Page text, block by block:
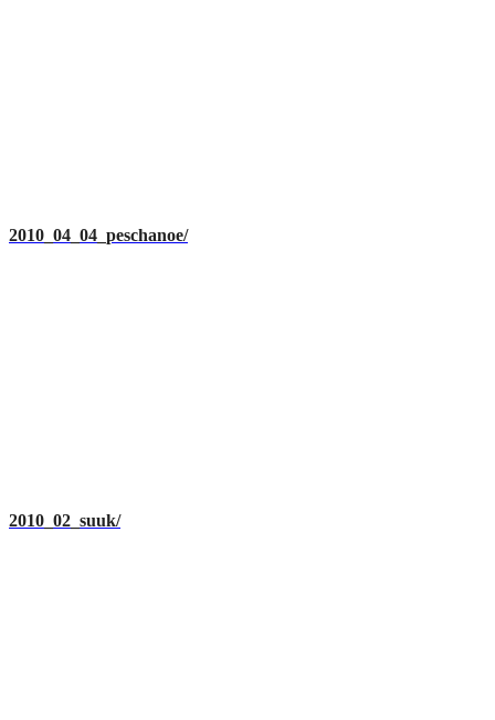
2010_04_04_peschanoe/
2010_02_suuk/